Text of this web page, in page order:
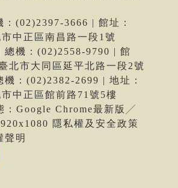
：(02)2397-3666 | 館址：
中正區南昌路一段1號
總機：(02)2558-9790 | 館
北市大同區延平北路一段2號
機：(02)2382-2699 | 地址：
中正區館前路71號5樓
：Google Chrome最新版╱
隱私權及安全政策
聲明